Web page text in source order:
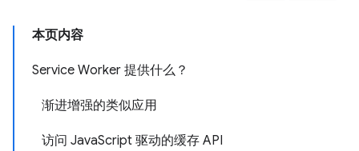
本页内容
Service Worker 提供什么？
渐进增强的类似应用
访问 JavaScript 驱动的缓存 API